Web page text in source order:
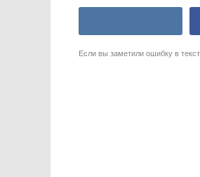
Если вы заметили ошибку в